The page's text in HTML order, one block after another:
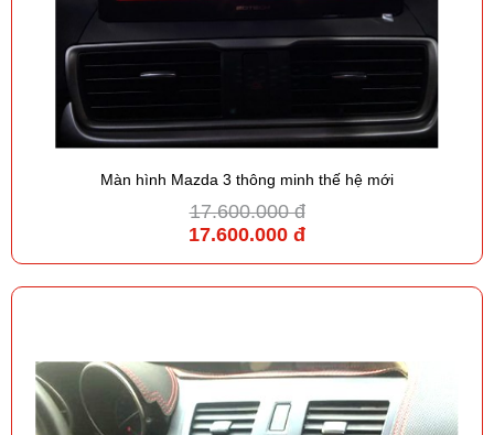
Màn hình Mazda 3 thông minh thế hệ mới
17.600.000 đ
17.600.000 đ